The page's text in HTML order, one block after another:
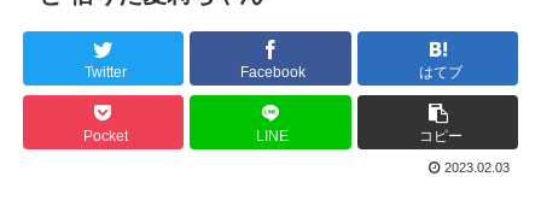
Twitter Facebook はてブ
Pocket LINE コピー
2023.02.03